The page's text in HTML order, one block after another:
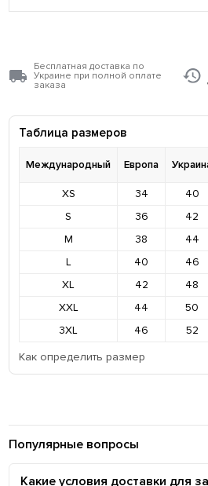
Бесплатная доставка по
Украине при полной оплате
заказа
Таблица размеров
Международный Европа
XS
34 40
S
36 42
M
38 44
L
40 46
XL
42 48
XXL
44 50
3XL
46 52
Как определить размер
Популярные вопросы
Какие условия доставки для